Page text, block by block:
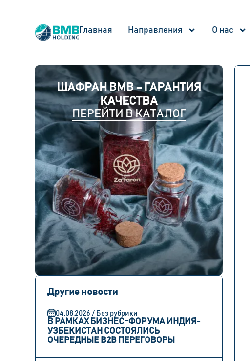
Главная Направления О нас
ШАФРАН BMB – ГАРАНТИЯ
КАЧЕСТВА
ПЕРЕЙТИ В КАТАЛОГ
Другие новости
04.08.2026 / Без рубрики
В РАМКАХ БИЗНЕС-ФОРУМА ИНДИЯ-
УЗБЕКИСТАН СОСТОЯЛИСЬ
ОЧЕРЕДНЫЕ B2B ПЕРЕГОВОРЫ